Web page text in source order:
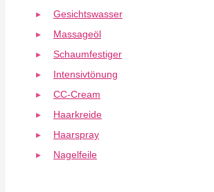
Gesichtswasser
Massageöl
Schaumfestiger
Intensivtönung
CC-Cream
Haarkreide
Haarspray
Nagelfeile